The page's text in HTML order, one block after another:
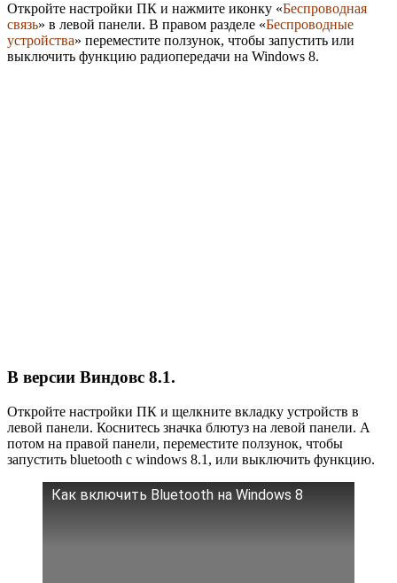
Откройте настройки ПК и нажмите иконку «Беспроводная
связь» в левой панели. В правом разделе «Беспроводные
устройства» переместите ползунок, чтобы запустить или
выключить функцию радиопередачи на Windows 8.
В версии Виндовс 8.1.
Откройте настройки ПК и щелкните вкладку устройств в
левой панели. Коснитесь значка блютуз на левой панели. А
потом на правой панели, переместите ползунок, чтобы
запустить bluetooth c windows 8.1, или выключить функцию.
Как включить Bluetooth на Windows 8